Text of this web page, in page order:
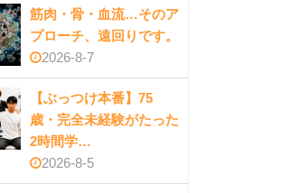
筋肉・骨・血流…そのア
プローチ、遠回りです。
2026-8-7
【ぶっつけ本番】75
歳・完全未経験がたった
2時間学…
2026-8-5